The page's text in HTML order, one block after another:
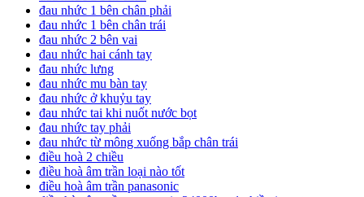
đau nhức 1 bên chân phải
đau nhức 1 bên chân trái
đau nhức 2 bên vai
đau nhức hai cánh tay
đau nhức lưng
đau nhức mu bàn tay
đau nhức ở khuỷu tay
đau nhức tai khi nuốt nước bọt
đau nhức tay phải
đau nhức từ mông xuống bắp chân trái
điều hoà 2 chiều
điều hoà âm trần loại nào tốt
điều hoà âm trần panasonic